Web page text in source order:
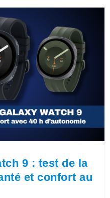
9 : test de la
et confort au